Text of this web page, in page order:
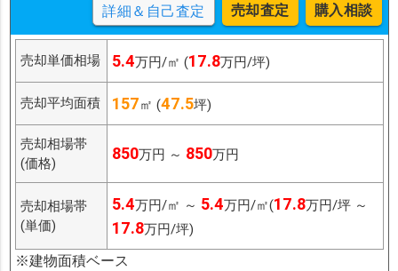
詳細＆自己査定 売却査定 購入相談
売却単価相場 5.4万円/㎡ (17.8万円/坪)
売却平均面積 157㎡ (47.5坪)
売却相場帯
(価格)
850万円 ～ 850万円
売却相場帯
(単価)
5.4万円/㎡ ～ 5.4万円/㎡(17.8万円/坪 ～
17.8万円/坪)
※建物面積ベース